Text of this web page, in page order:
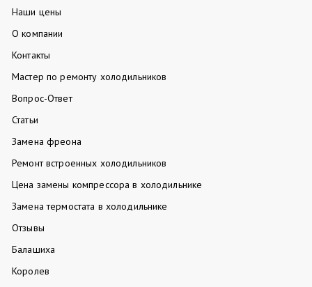
Наши цены
О компании
Контакты
Мастер по ремонту холодильников
Вопрос-Ответ
Статьи
Замена фреона
Ремонт встроенных холодильников
Цена замены компрессора в холодильнике
Замена термостата в холодильнике
Отзывы
Балашиха
Королев